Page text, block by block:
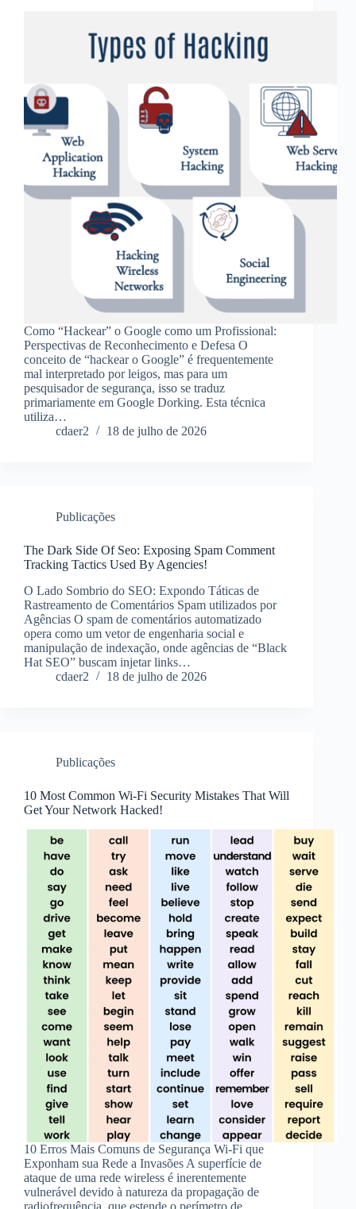
Como “Hackear” o Google como um Profissional:
Perspectivas de Reconhecimento e Defesa O
conceito de “hackear o Google” é frequentemente
mal interpretado por leigos, mas para um
pesquisador de segurança, isso se traduz
primariamente em Google Dorking. Esta técnica
utiliza…
cdaer2
18 de julho de 2026
Publicações
The Dark Side Of Seo: Exposing Spam Comment
Tracking Tactics Used By Agencies!
O Lado Sombrio do SEO: Expondo Táticas de
Rastreamento de Comentários Spam utilizados por
Agências O spam de comentários automatizado
opera como um vetor de engenharia social e
manipulação de indexação, onde agências de “Black
Hat SEO” buscam injetar links…
cdaer2
18 de julho de 2026
Publicações
10 Most Common Wi-Fi Security Mistakes That Will
Get Your Network Hacked!
10 Erros Mais Comuns de Segurança Wi-Fi que
Exponham sua Rede a Invasões A superfície de
ataque de uma rede wireless é inerentemente
vulnerável devido à natureza da propagação de